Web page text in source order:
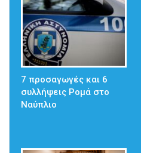
7 προσαγωγές και 6
συλλήψεις Ρομά στο
Ναύπλιο